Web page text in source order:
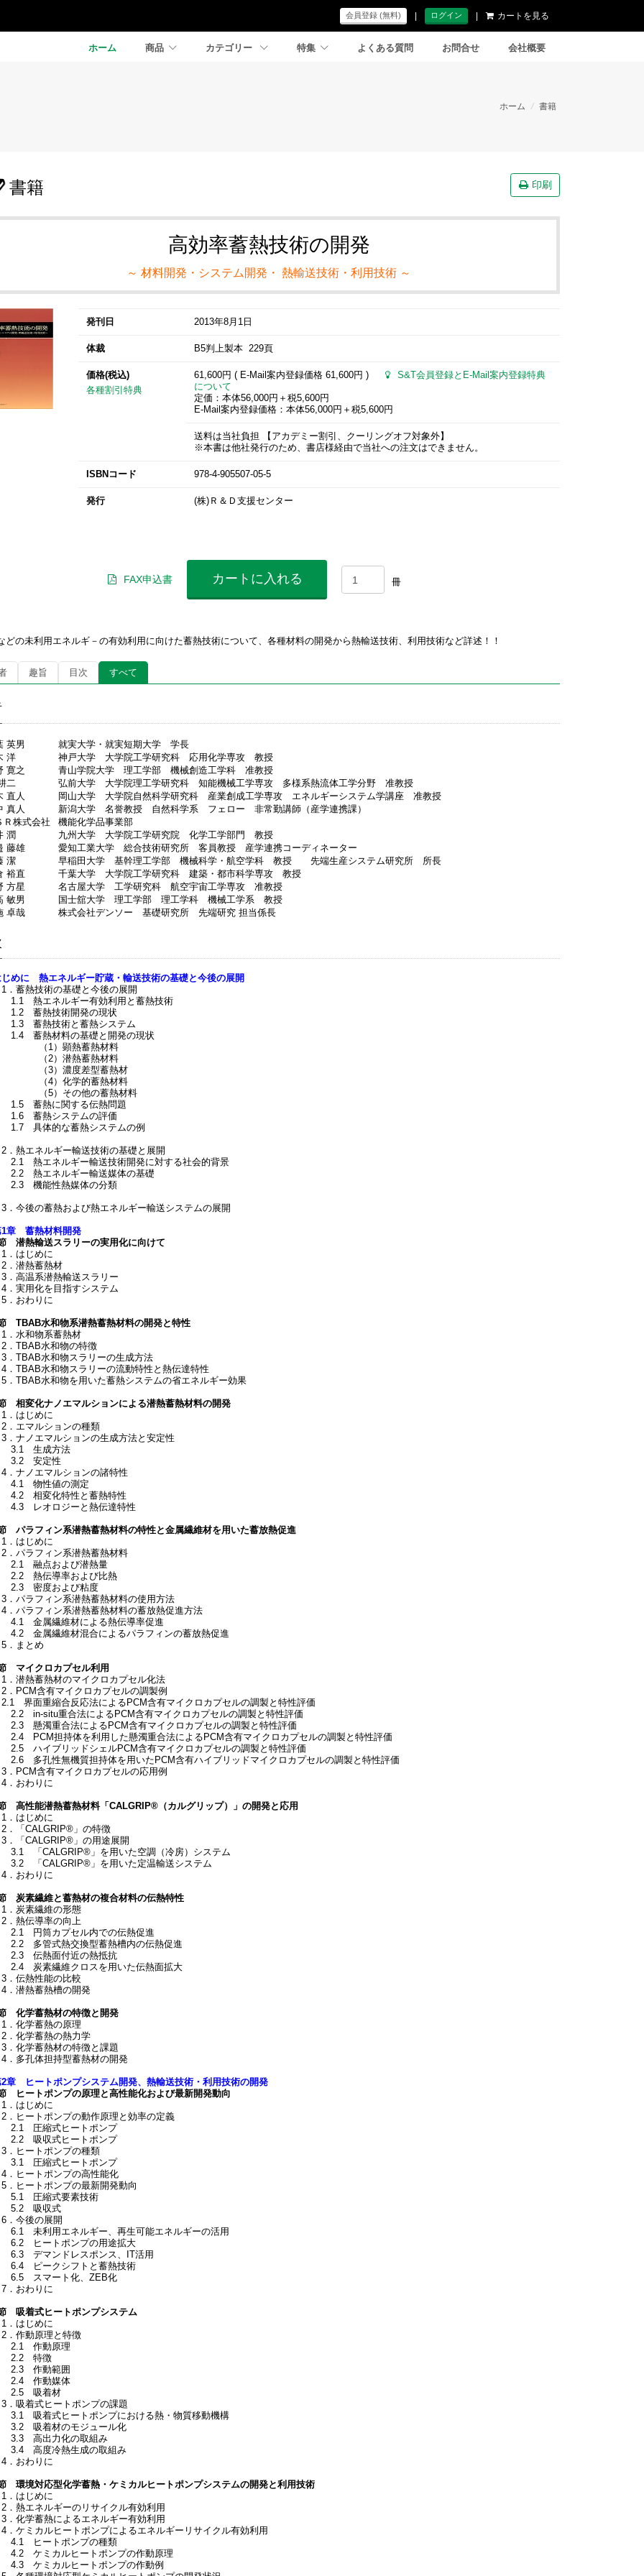
会員登録 (無料) | ログイン | カートを見る
ホーム 商品 カテゴリー 特集 よくある質問 お問合せ 会社概要
ホーム / 書籍
書籍 印刷
高効率蓄熱技術の開発
～ 材料開発・システム開発・ 熱輸送技術・利用技術 ～
発刊日 2013年8月1日
体裁 B5判上製本 229頁
価格(税込)
各種割引特典
61,600円 ( E-Mail案内登録価格 61,600円 )
S&T会員登録とE-Mail案内登録特典
について
定価：本体56,000円＋税5,600円
E-Mail案内登録価格：本体56,000円＋税5,600円
送料は当社負担 【アカデミー割引、クーリングオフ対象外】
※本書は他社発行のため、書店様経由で当社への注文はできません。
ISBNコード 978-4-905507-05-5
発行 (株)Ｒ＆Ｄ支援センター
FAX申込書 カートに入れる 冊
どの未利用エネルギ－の有効利用に向けた蓄熱技術について、各種材料の開発から熱輸送技術、利用技術など詳述！！
趣旨 目次 すべて
英男
就実大学・就実短期大学 学長
洋
神戸大学 大学院工学研究科 応用化学専攻 教授
寛之
青山学院大学 理工学部 機械創造工学科 准教授
二
弘前大学 大学院理工学研究科 知能機械工学専攻 多様系熱流体工学分野 准教授
直人
岡山大学 大学院自然科学研究科 産業創成工学専攻 エネルギーシステム学講座 准教授
真人
新潟大学 名誉教授 自然科学系 フェロー 非常勤講師（産学連携課）
Ｒ株式会社
機能化学品事業部
潤
九州大学 大学院工学研究院 化学工学部門 教授
藤雄
愛知工業大学 総合技術研究所 客員教授 産学連携コーディネーター
潔
早稲田大学 基幹理工学部 機械科学・航空学科 教授 先端生産システム研究所 所長
裕直
千葉大学 大学院工学研究科 建築・都市科学専攻 教授
方星
名古屋大学 工学研究科 航空宇宙工学専攻 准教授
敏男
国士舘大学 理工学部 理工学科 機械工学系 教授
卓哉
株式会社デンソー 基礎研究所 先端研究 担当係長
めに
熱エネルギー貯蔵・輸送技術の基礎と今後の展開
蓄熱技術の基礎と今後の展開
熱エネルギー有効利用と蓄熱技術
蓄熱技術開発の現状
蓄熱技術と蓄熱システム
蓄熱材料の基礎と開発の現状
1）顕熱蓄熱材料
2）潜熱蓄熱材料
3）濃度差型蓄熱材
4）化学的蓄熱材料
5）その他の蓄熱材料
蓄熱に関する伝熱問題
蓄熱システムの評価
具体的な蓄熱システムの例
熱エネルギー輸送技術の基礎と展開
熱エネルギー輸送技術開発に対する社会的背景
熱エネルギー輸送媒体の基礎
機能性熱媒体の分類
今後の蓄熱および熱エネルギー輸送システムの展開
1章 蓄熱材料開発
潜熱輸送スラリーの実用化に向けて
はじめに
潜熱蓄熱材
高温系潜熱輸送スラリー
実用化を目指すシステム
おわりに
TBAB水和物系潜熱蓄熱材料の開発と特性
水和物系蓄熱材
TBAB水和物の特徴
TBAB水和物スラリーの生成方法
TBAB水和物スラリーの流動特性と熱伝達特性
TBAB水和物を用いた蓄熱システムの省エネルギー効果
相変化ナノエマルションによる潜熱蓄熱材料の開発
はじめに
エマルションの種類
ナノエマルションの生成方法と安定性
生成方法
安定性
ナノエマルションの諸特性
物性値の測定
相変化特性と蓄熱特性
レオロジーと熱伝達特性
パラフィン系潜熱蓄熱材料の特性と金属繊維材を用いた蓄放熱促進
はじめに
パラフィン系潜熱蓄熱材料
融点および潜熱量
熱伝導率および比熱
密度および粘度
パラフィン系潜熱蓄熱材料の使用方法
パラフィン系潜熱蓄熱材料の蓄放熱促進方法
金属繊維材による熱伝導率促進
金属繊維材混合によるパラフィンの蓄放熱促進
まとめ
マイクロカプセル利用
潜熱蓄熱材のマイクロカプセル化法
PCM含有マイクロカプセルの調製例
界面重縮合反応法によるPCM含有マイクロカプセルの調製と特性評価
in-situ重合法によるPCM含有マイクロカプセルの調製と特性評価
懸濁重合法によるPCM含有マイクロカプセルの調製と特性評価
PCM担持体を利用した懸濁重合法によるPCM含有マイクロカプセルの調製と特性評価
ハイブリッドシェルPCM含有マイクロカプセルの調製と特性評価
多孔性無機質担持体を用いたPCM含有ハイブリッドマイクロカプセルの調製と特性評価
PCM含有マイクロカプセルの応用例
おわりに
高性能潜熱蓄熱材料「CALGRIP®（カルグリップ）」の開発と応用
はじめに
「CALGRIP®」の特徴
「CALGRIP®」の用途展開
「CALGRIP®」を用いた空調（冷房）システム
「CALGRIP®」を用いた定温輸送システム
おわりに
炭素繊維と蓄熱材の複合材料の伝熱特性
炭素繊維の形態
熱伝導率の向上
円筒カプセル内での伝熱促進
多管式熱交換型蓄熱槽内の伝熱促進
伝熱面付近の熱抵抗
炭素繊維クロスを用いた伝熱面拡大
伝熱性能の比較
潜熱蓄熱槽の開発
化学蓄熱材の特徴と開発
化学蓄熱の原理
化学蓄熱の熱力学
化学蓄熱材の特徴と課題
多孔体担持型蓄熱材の開発
2章 ヒートポンプシステム開発、熱輸送技術・利用技術の開発
ヒートポンプの原理と高性能化および最新開発動向
はじめに
ヒートポンプの動作原理と効率の定義
圧縮式ヒートポンプ
吸収式ヒートポンプ
ヒートポンプの種類
圧縮式ヒートポンプ
ヒートポンプの高性能化
ヒートポンプの最新開発動向
圧縮式要素技術
吸収式
今後の展開
未利用エネルギー、再生可能エネルギーの活用
ヒートポンプの用途拡大
デマンドレスポンス、IT活用
ピークシフトと蓄熱技術
スマート化、ZEB化
おわりに
吸着式ヒートポンプシステム
はじめに
作動原理と特徴
作動原理
特徴
作動範囲
作動媒体
吸着材
吸着式ヒートポンプの課題
吸着式ヒートポンプにおける熱・物質移動機構
吸着材のモジュール化
高出力化の取組み
高度冷熱生成の取組み
おわりに
環境対応型化学蓄熱・ケミカルヒートポンプシステムの開発と利用技術
はじめに
熱エネルギーのリサイクル有効利用
化学蓄熱によるエネルギー有効利用
ケミカルヒートポンプによるエネルギーリサイクル有効利用
ヒートポンプの種類
ケミカルヒートポンプの作動原理
ケミカルヒートポンプの作動例